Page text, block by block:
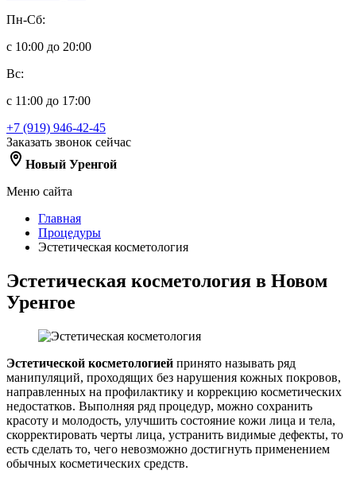
Пн-Сб:
с 10:00 до 20:00
Вс:
с 11:00 до 17:00
+7 (919) 946-42-45
Заказать звонок сейчас
Новый Уренгой
Меню сайта
Главная
Процедуры
Эстетическая косметология
Эстетическая косметология в Новом
Уренгое
Эстетической косметологией принято называть ряд
манипуляций, проходящих без нарушения кожных покровов,
направленных на профилактику и коррекцию косметических
недостатков. Выполняя ряд процедур, можно сохранить
красоту и молодость, улучшить состояние кожи лица и тела,
скорректировать черты лица, устранить видимые дефекты, то
есть сделать то, чего невозможно достигнуть применением
обычных косметических средств.